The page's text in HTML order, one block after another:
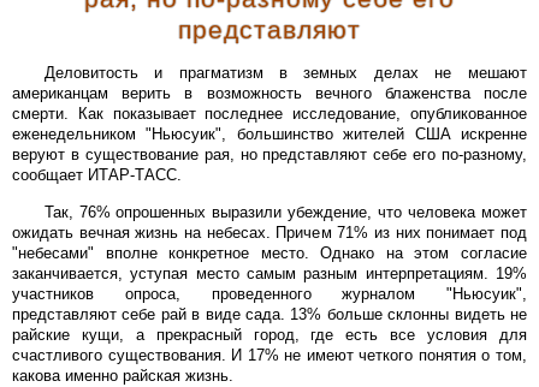
представляют
Деловитость и прагматизм в земных делах не мешают
американцам верить в возможность вечного блаженства после
смерти. Как показывает последнее исследование, опубликованное
еженедельником "Ньюсуик", большинство жителей США искренне
веруют в существование рая, но представляют себе его по-разному,
сообщает ИТАР-ТАСС.
Так, 76% опрошенных выразили убеждение, что человека может
ожидать вечная жизнь на небесах. Причем 71% из них понимает под
"небесами" вполне конкретное место. Однако на этом согласие
заканчивается, уступая место самым разным интерпретациям. 19%
участников опроса, проведенного журналом "Ньюсуик",
представляют себе рай в виде сада. 13% больше склонны видеть не
райские кущи, а прекрасный город, где есть все условия для
счастливого существования. И 17% не имеют четкого понятия о том,
какова именно райская жизнь.